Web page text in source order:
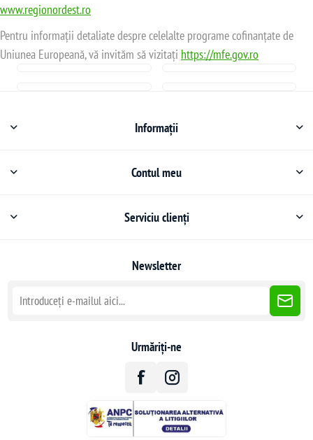
www.regionordest.ro
Pentru informații detaliate despre celelalte programe cofinanțate de
Uniunea Europeană, vă invităm să vizitați https://mfe.gov.ro
Informații
Contul meu
Serviciu clienți
Newsletter
Urmăriți-ne